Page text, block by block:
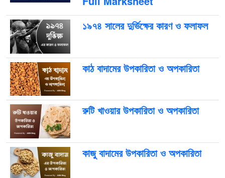
১৯৭৪ সালের দুর্ভিক্ষের কারণ ও ফলাফল
কাঠ বাদামের উপকারিতা ও অপকারিতা
রুটি খাওয়ার উপকারিতা ও অপকারিতা
কাজু বাদামের উপকারিতা ও অপকারিতা